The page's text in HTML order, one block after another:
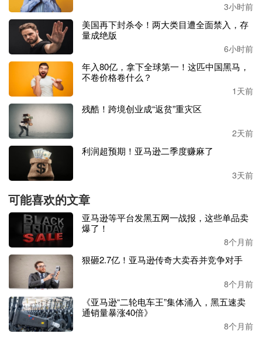
安克的成功为中国出海企业提供了清晰范式：全球电商流量
红利见顶的当下，单纯卖货已难立足，未来竞争核心是依托
全球供应链效率，同时实现目标市场的深度嵌入。唯有在法
律身份、文化适配、消费者关系等层面全面成为 “本地玩
家”，在细分垂直品类深耕并建立不可撼动的品牌地位，才
能构建持久竞争优势，这也正成为中国品牌出海下一阶段的
核心战略。
二、破局者的生存之道：中国卖家的差异化突围
安克（Anker）在亚马逊日本站充电配件市场的统治级表
现，彻底重塑了行业竞争格局。其构建的竞争壁垒让同行不
得不重新审视生存策略。为此，我们采访了两位不同规模的
亚马逊日本站 3C 卖家，探寻他们的破局之道。
1.3C卖家：撤离正面战场，以本地化与场景创新突围
深耕3C配件赛道7年、年营收2亿元的Frank，其公司曾在移
动电源领域与安克直接对垒，如今已果断将重心转向智能穿
戴配件及车载智能设备。“安克的垄断让我们彻底放弃了充
电类目的正面竞争，” 他直言不讳，“他们2024年研发投入高
达21亿元，这相当于我们年营收的10倍，这种差距根本无法
靠低价弥补。”
3小时前
美国再下封杀令！两大类目遭全面禁入，存
量成绝版
6小时前
年入80亿，拿下全球第一！这匹中国黑马，
不卷价格卷什么？
1天前
残酷！跨境创业成“返贫”重灾区
2天前
利润超预期！亚马逊二季度赚麻了
3天前
可能喜欢的文章
亚马逊等平台发黑五网一战报，这些单品卖
爆了！
8个月前
狠砸2.7亿！亚马逊传奇大卖吞并竞争对手
8个月前
《亚马逊“二轮电车王”集体涌入，黑五速卖
通销量暴涨40倍》
8个月前